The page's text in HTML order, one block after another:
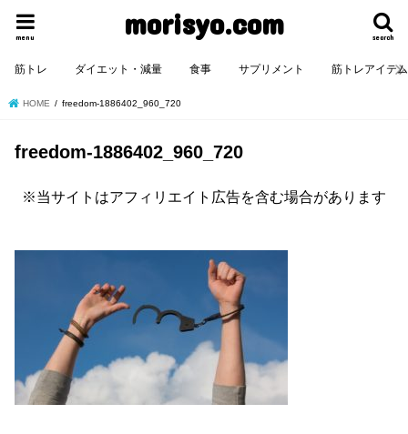
morisyo.com search
menu
筋トレ ダイエット・減量 食事 サプリメント 筋トレアイテム
HOME freedom-1886402_960_720
freedom-1886402_960_720
※当サイトはアフィリエイト広告を含む場合があります